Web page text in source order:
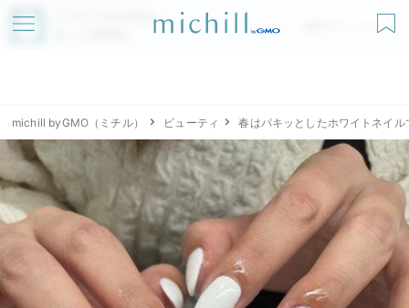
アプリでmichillが
無料ダウンロード
michill byGMO（ミチル） ビューティ 春はパキッとしたホワイトネイ